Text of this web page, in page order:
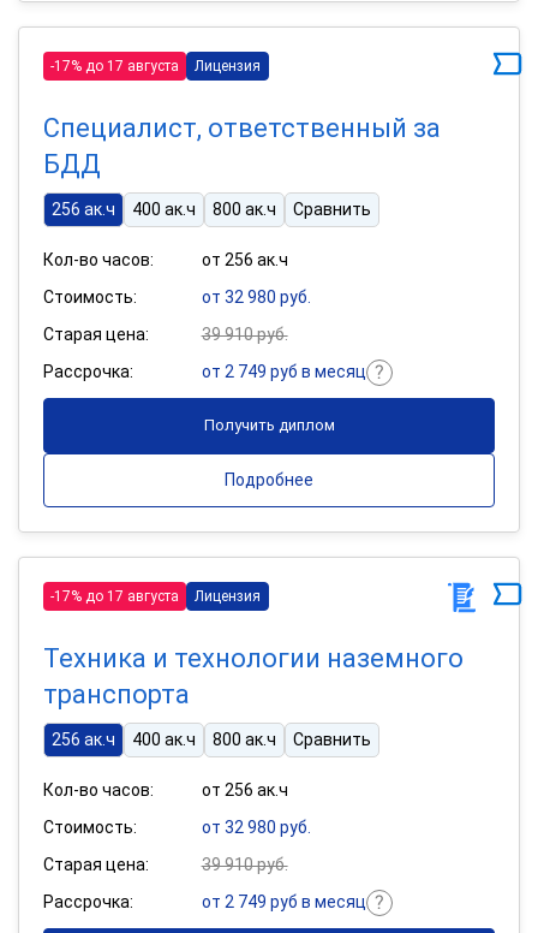
-17% до 17 августа Лицензия
Специалист, ответственный за
БДД
256 ак.ч 400 ак.ч 800 ак.ч Сравнить
Кол-во часов:
от 256 ак.ч
Стоимость:
от 32 980 руб.
Старая цена:
39 910 руб.
Рассрочка:
от 2 749 руб в месяц
Получить диплом
Подробнее
-17% до 17 августа Лицензия
Техника и технологии наземного
транспорта
256 ак.ч 400 ак.ч 800 ак.ч Сравнить
Кол-во часов:
от 256 ак.ч
Стоимость:
от 32 980 руб.
Старая цена:
39 910 руб.
Рассрочка:
от 2 749 руб в месяц